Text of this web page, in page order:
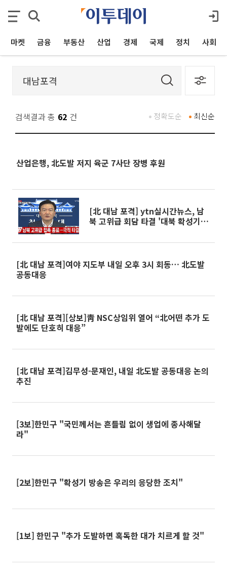
마켓 금융 부동산 산업 경제 국제 정치 사회
검색결과 총 62 건 최신순
정확도순
산업은행, 北도발 저지 육군 7사단 장병 후원
[北 대남 포격] ytn실시간뉴스, 남
북 고위급 회담 타결 '대북 확성기
[北 대남 포격]여야 지도부 내일 오후 3시 회동… 北도발
공동대응
[北 대남 포격][상보]靑 NSC상임위 열어 “北어떤 추가 도
발에도 단호히 대응”
[北 대남 포격]김무성-문재인, 내일 北도발 공동대응 논의
추진
[3보]한민구 "국민께서는 흔들림 없이 생업에 종사해달
라"
[2보]한민구 "확성기 방송은 우리의 응당한 조치"
[1보] 한민구 "추가 도발하면 혹독한 대가 치르게 할 것"